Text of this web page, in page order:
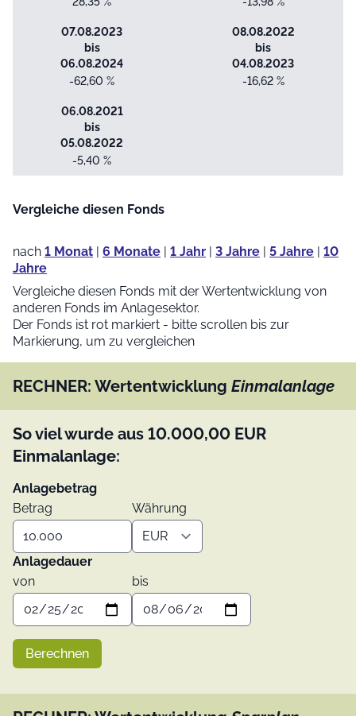
07.08.2023
bis
06.08.2024
-62,60 %
08.08.2022
bis
04.08.2023
-16,62 %
06.08.2021
bis
05.08.2022
-5,40 %
Vergleiche diesen Fonds
nach 1 Monat | 6 Monate | 1 Jahr | 3 Jahre | 5 Jahre | 10
Jahre
Vergleiche diesen Fonds mit der Wertentwicklung von
anderen Fonds im Anlagesektor.
Der Fonds ist rot markiert - bitte scrollen bis zur
Markierung, um zu vergleichen
RECHNER: Wertentwicklung Einmalanlage
So viel wurde aus 10.000,00 EUR
Einmalanlage:
Anlagebetrag
Betrag
Währung
Anlagedauer
von
bis
Berechnen